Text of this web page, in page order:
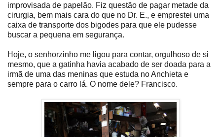
improvisada de papelão. Fiz questão de pagar metade da
cirurgia, bem mais cara do que no Dr. E., e emprestei uma
caixa de transporte dos bigodes para que ele pudesse
buscar a pequena em segurança.
Hoje, o senhorzinho me ligou para contar, orgulhoso de si
mesmo, que a gatinha havia acabado de ser doada para a
irmã de uma das meninas que estuda no Anchieta e
sempre para o carro lá. O nome dele? Francisco.